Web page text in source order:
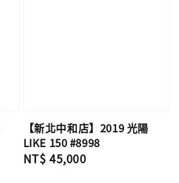
【新北中和店】2019 光陽
LIKE 150 #8998
Regular
NT$ 45,000